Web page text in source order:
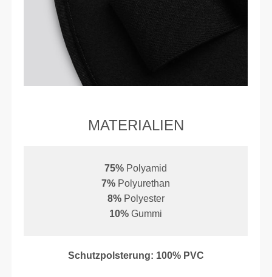
MATERIALIEN
75% Polyamid
7% Polyurethan
8%Polyester
10% Gummi
Schutzpolsterung: 100% PVC